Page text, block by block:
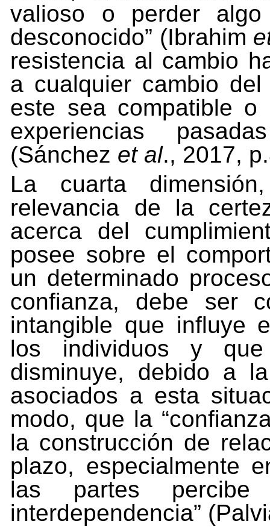
valioso o perder
desconocido” (Ibrahim
resistencia al cambio
a cualquier cambio
este sea compatible
experiencias
(Sánchez et al., 2017,
La cuarta
relevancia de la
acerca del
posee sobre el
un determinado
confianza,
debe ser
intangible que influye
los individuos y
disminuye, debido a
asociados a esta
modo, que la
la construcción de
plazo, especialmente
las
partes
interdependencia”